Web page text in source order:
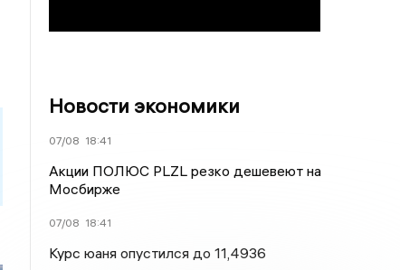
Новости экономики
07/08 18:41
Акции ПОЛЮС PLZL резко дешевеют на
Мосбирже
07/08 18:41
Курс юаня опустился до 11,4936